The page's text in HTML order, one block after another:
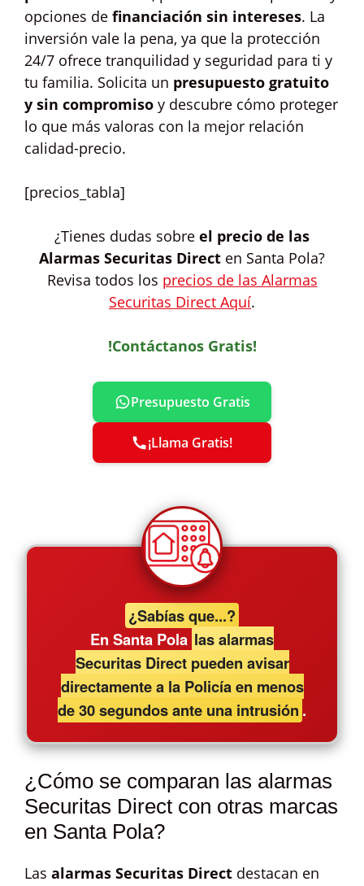
opciones de financiación sin intereses. La
inversión vale la pena, ya que la protección
24/7 ofrece tranquilidad y seguridad para ti y
tu familia. Solicita un presupuesto gratuito
y sin compromiso y descubre cómo proteger
lo que más valoras con la mejor relación
calidad-precio.
[precios_tabla]
¿Tienes dudas sobre el precio de las
Alarmas Securitas Direct en Santa Pola?
Revisa todos los precios de las Alarmas
Securitas Direct Aquí.
!Contáctanos Gratis!
Presupuesto Gratis
¡Llama Gratis!
¿Sabías que...?
En Santa Pola las alarmas
Securitas Direct pueden avisar
directamente a la Policía en menos
de 30 segundos ante una intrusión .
¿Cómo se comparan las alarmas
Securitas Direct con otras marcas
en Santa Pola?
Las alarmas Securitas Direct destacan en